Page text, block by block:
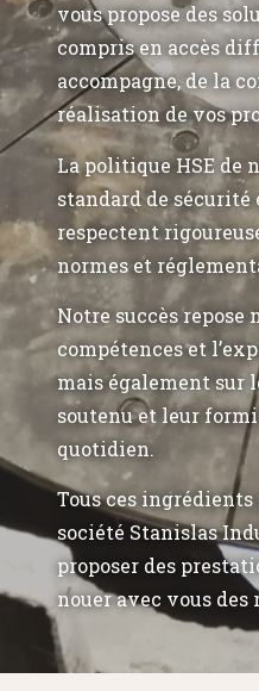
vous propose des
compris en accès
accompagne, de la
réalisation de vos
La politique HSE de
standard de sécurité
respectent
normes et
Notre succès repose
compétences et
mais également sur
soutenu et leur
quotidien.
Tous ces
société Stanislas
proposer des
nouer avec vous